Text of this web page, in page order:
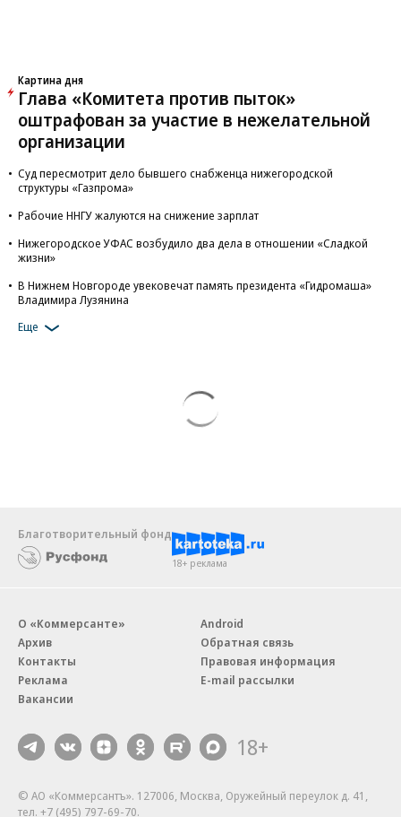
Картина дня
Глава «Комитета против пыток»
оштрафован за участие в нежелательной
организации
Суд пересмотрит дело бывшего снабженца нижегородской
структуры «Газпрома»
Рабочие ННГУ жалуются на снижение зарплат
Нижегородское УФАС возбудило два дела в отношении «Сладкой
жизни»
В Нижнем Новгороде увековечат память президента «Гидромаша»
Владимира Лузянина
Еще
Благотворительный фонд
18+ реклама
О «Коммерсанте»
Архив
Контакты
Реклама
Вакансии
Android
Обратная связь
Правовая информация
E-mail рассылки
18+
© АО «Коммерсантъ». 127006, Москва, Оружейный переулок д. 41,
тел. +7 (495) 797-69-70.